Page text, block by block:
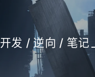
开发 / 逆向 / 笔记